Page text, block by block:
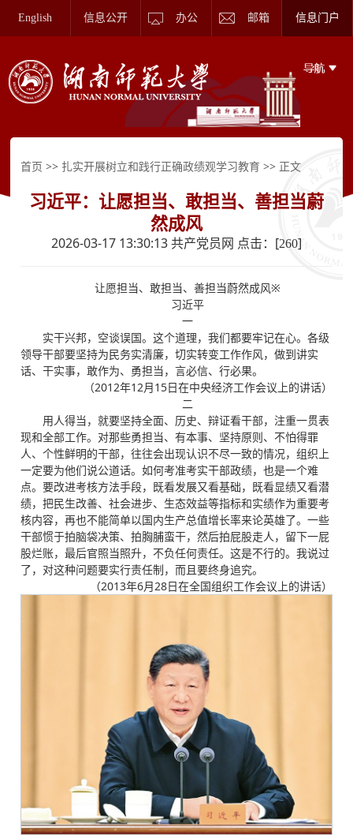
English 信息公开 办公 邮箱 信息门户
首页 >> 扎实开展树立和践行正确政绩观学习教育 >> 正文
习近平：让愿担当、敢担当、善担当蔚
然成风
2026-03-17 13:30:13 共产党员网 点击：[260]
让愿担当、敢担当、善担当蔚然成风※
习近平
一
实干兴邦，空谈误国。这个道理，我们都要牢记在心。各级
领导干部要坚持为民务实清廉，切实转变工作作风，做到讲实
话、干实事，敢作为、勇担当，言必信、行必果。
（2012年12月15日在中央经济工作会议上的讲话）
二
用人得当，就要坚持全面、历史、辩证看干部，注重一贯表
现和全部工作。对那些勇担当、有本事、坚持原则、不怕得罪
人、个性鲜明的干部，往往会出现认识不尽一致的情况，组织上
一定要为他们说公道话。如何考准考实干部政绩，也是一个难
点。要改进考核方法手段，既看发展又看基础，既看显绩又看潜
绩，把民生改善、社会进步、生态效益等指标和实绩作为重要考
核内容，再也不能简单以国内生产总值增长率来论英雄了。一些
干部惯于拍脑袋决策、拍胸脯蛮干，然后拍屁股走人，留下一屁
股烂账，最后官照当照升，不负任何责任。这是不行的。我说过
了，对这种问题要实行责任制，而且要终身追究。
（2013年6月28日在全国组织工作会议上的讲话）